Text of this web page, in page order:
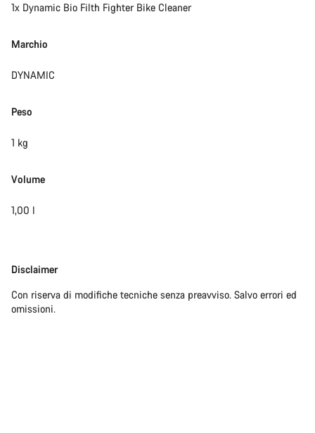
1x Dynamic Bio Filth Fighter Bike Cleaner
Marchio
DYNAMIC
Peso
1 kg
Volume
1,00 l
Disclaimer
Disclaimer
Con riserva di modifiche tecniche senza preavviso. Salvo errori ed
omissioni.